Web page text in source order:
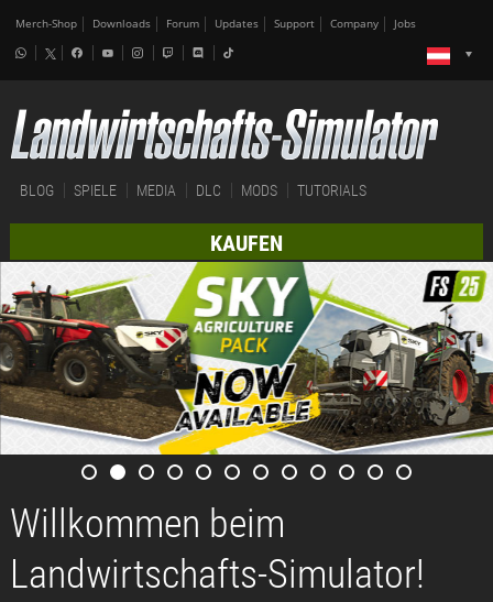
Merch-Shop Downloads Forum Updates Support Company Jobs
BLOG SPIELE MEDIA DLC MODS TUTORIALS
KAUFEN
Willkommen beim
Landwirtschafts-Simulator!